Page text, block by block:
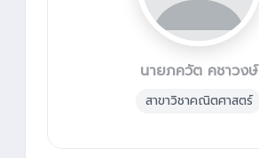
นายภควัต คชาวงษ์
สาขาวิชาคณิตศาสตร์